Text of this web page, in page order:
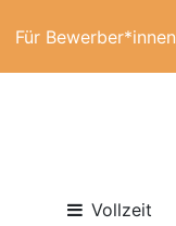
Für Bewerber*innen
Vollzeit